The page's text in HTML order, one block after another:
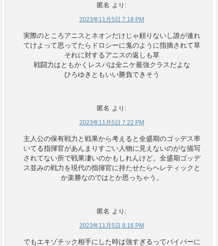
匿名 より:
2023年11月5日 7:18 PM
実際のところアニスとネオンだけじゃ頼りないし誰が連れ
てけよって思ってたらドロシーに鬼のように指摘されて草
それに対するアニスの返しも草
戦闘力はともかくレスバは全ニケ最強クラスだよな
ひろゆきともいい勝負できそう
匿名 より:
2023年11月5日 7:22 PM
主人公の保有戦力と戦果から考えると全盛期のゴッデス率
いてる指揮官があんまりすごい人物に見えないのがな描写
されてない所で戦果凄いのかもしれんけど。全盛期ゴッデ
ス並みの戦力を現代の指揮官に持たせたらヘレティックと
か楽勝なのではとか思っちゃう。
匿名 より:
2023年11月5日 8:16 PM
でもエキゾチック相手にした時は強すぎるってバイパーに